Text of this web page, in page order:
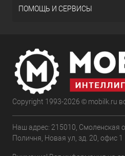
ПОМОЩЬ И СЕРВИСЫ
Copyright 1993-2026 © mobilk.ru
Наш адрес: 215010, Смоленская
Поличня, Новая ул, зд. 20, офис 1